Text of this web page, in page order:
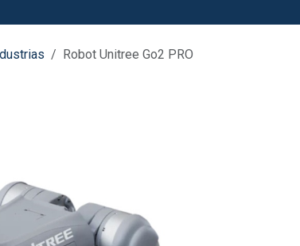
Robot Unitree Go2 PRO